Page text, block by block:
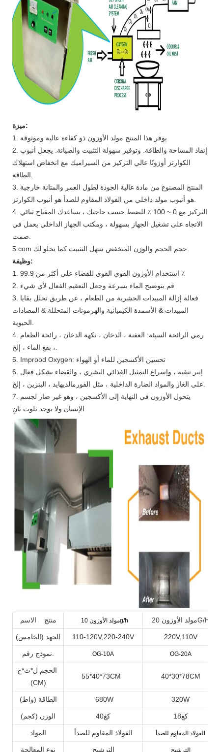
ميزة:
1. يوفر هذا المنتج مولد الأوزون ذو كفاءة عالية وموثوقة
2. إنقاذ المساحة والطاقة. وتوفير سهولة التثبيت والصيانة. يجعل أنبوب
الكوارتز أوزونًا عالي التركيز من السيراميك مع انخفاض استهلاك
3. المنتج المصنوع من مادة عالية الجودة لطول العمر والمتانة خارجية
4. التركيز مع 0 ~ 100 ٪ للضبط حسب حاجتك ، يساعدك المفتاح ثنائي
الاتجاه على تشغيل الجهاز بسهولة ، ومكتب الجهاز الداخلي يعمل في
وظيفة:
1. استخدام الأوزون القوي القوي للقضاء على أكثر من 99.9 ٪
2. قم بتوضيح الماء بسرعة وجعل التعقيم الفعال لأي شيء
3. فعالة إزالة المبيدات الحشرية من الطعام ، عن طريق تحلل بقايا
المبيدات & الأسمدة الكيميائية والهرمونات المتحللة & المضادات
4. رمي الرائحة السيئة: العفنة ، الدخان ، نكهة الدخان ، رائحة الطعام
5. Improod Oxygen: تحسين الأكسجين للماء أو الهواء
6. إنير تنقية ، وإسراع التمثيل الغذائي البشري ، والقضاء بشكل فعال
7. يتحول الأوزون في النهاية إلى الأكسجين ، وهو غير ضار لجسم
الإنسان ولا يوجد تلوث ثانٍ
منتج الاسم مولد الأوزون 10g/h مولد الأوزون 20G/H.
الجهد (الخامس) 110-120V,220-240V 220V,110V
OG-10A OG-20A
الحجم ل*ث*ح
(CM)
55*40*73CM 40*30*78CM
الطاقة (واط) 680W 320W
الوزن (كجم) كغ40 كغ18
المواد الفولاذ المقاوم للصدأ الفولاذ المقاوم للصدأ
نوع المعالجة الترشيح الترشيح